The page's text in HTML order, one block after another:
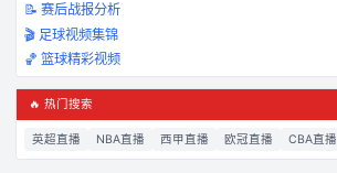
📝 赛后战报分析
🎬 足球视频集锦
🏀 篮球精彩视频
🔥 热门搜索
英超直播 NBA直播 西甲直播 欧冠直播 CBA直播